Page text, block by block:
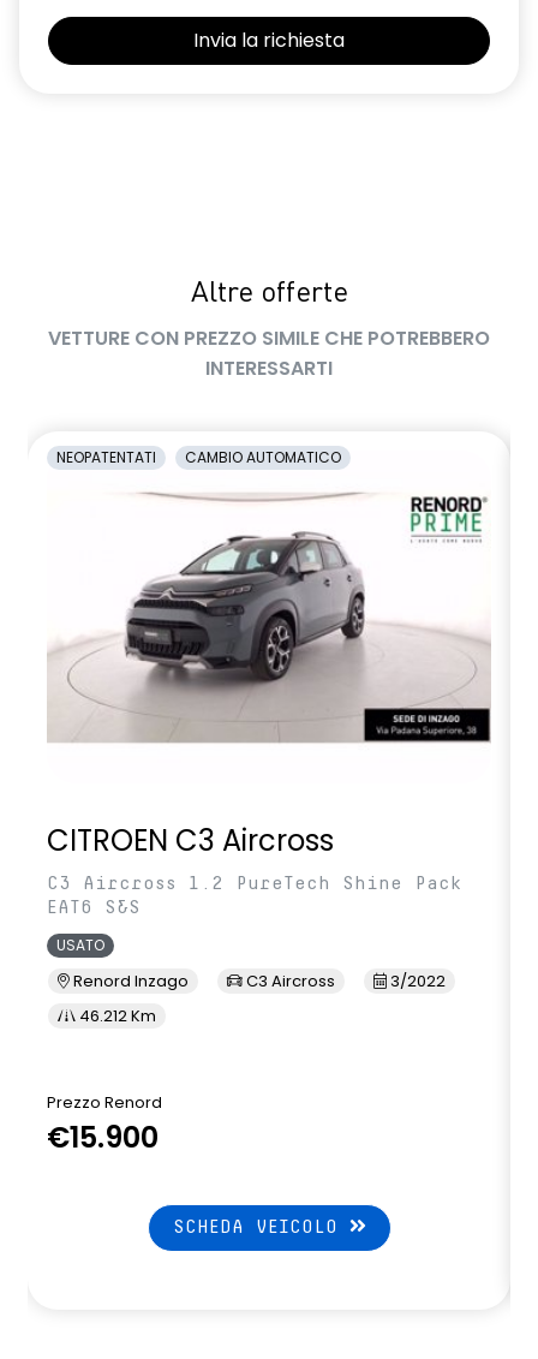
Selleria Stepway in tessuto blu e nero
Volante regolabile in altezza e profondità
Altre offerte
VETTURE CON PREZZO SIMILE CHE POTREBBERO
INTERESSARTI
NEOPATENTATI CAMBIO AUTOMATICO
CITROEN C3 Aircross
C3 Aircross 1.2 PureTech Shine Pack
EAT6 S&S
USATO
Renord Inzago C3 Aircross
3/2022
46.212 Km
Prezzo Renord
€15.900
SCHEDA VEICOLO